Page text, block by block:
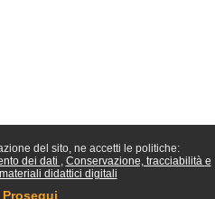
del sito, ne accetti le politiche:
dei dati
Conservazione, tracciabilità e
didattici digitali
Prosegui